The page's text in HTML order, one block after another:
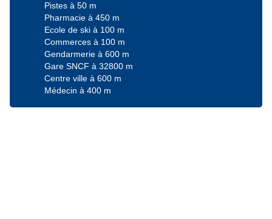
Pistes à 50 m
Pharmacie à 450 m
Ecole de ski à 100 m
Commerces à 100 m
Gendarmerie à 600 m
Gare SNCF à 32800 m
Centre ville à 600 m
Médecin à 400 m